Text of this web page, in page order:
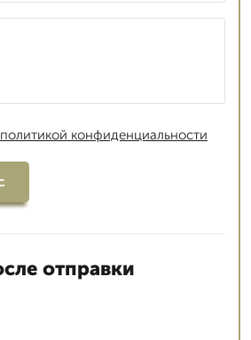
политикой конфиденциальности
отправки